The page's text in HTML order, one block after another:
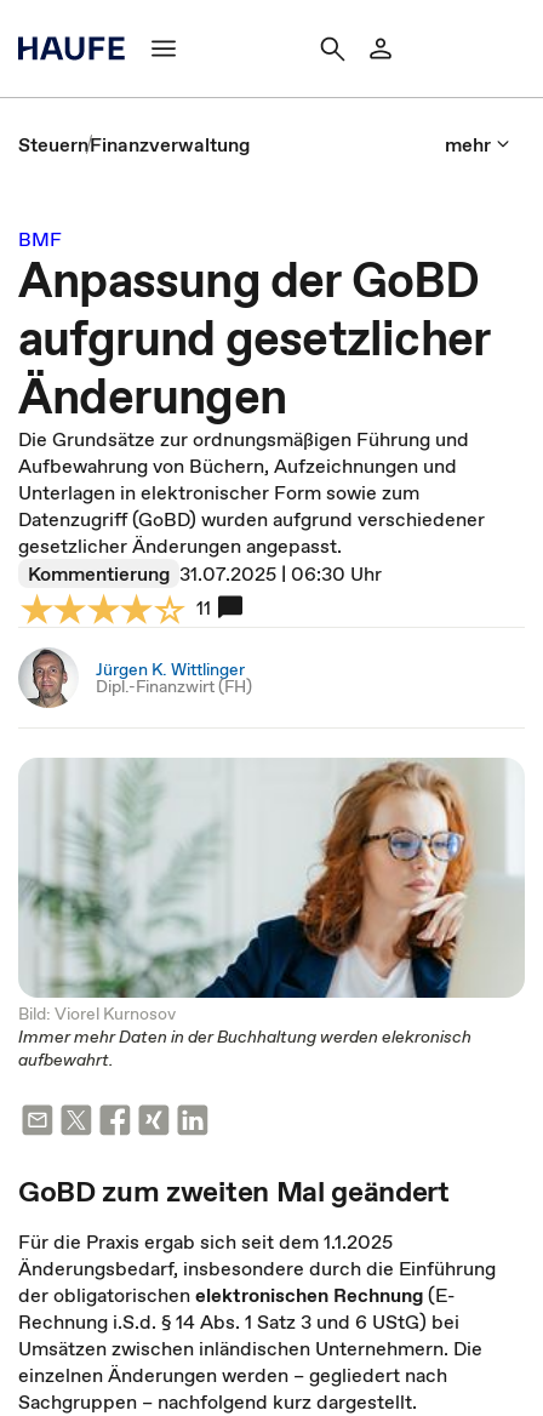
SteuernFinanzverwaltung mehr
BMF
Anpassung der GoBD
aufgrund gesetzlicher
Änderungen
Die Grundsätze zur ordnungsmäßigen Führung und
Aufbewahrung von Büchern, Aufzeichnungen und
Unterlagen in elektronischer Form sowie zum
Datenzugriff (GoBD) wurden aufgrund verschiedener
gesetzlicher Änderungen angepasst.
Kommentierung 31.07.2025 | 06:30 Uhr
11
Jürgen K. Wittlinger
Dipl.-Finanzwirt (FH)
Bild: Viorel Kurnosov
Immer mehr Daten in der Buchhaltung werden elekronisch
aufbewahrt.
GoBD zum zweiten Mal geändert
Für die Praxis ergab sich seit dem 1.1.2025
Änderungsbedarf, insbesondere durch die Einführung
der obligatorischenelektronischen Rechnung(E-
Rechnung i.S.d. § 14 Abs. 1 Satz 3 und 6 UStG) bei
Umsätzen zwischen inländischen Unternehmern. Die
einzelnen Änderungen werden – gegliedert nach
Sachgruppen – nachfolgend kurz dargestellt.